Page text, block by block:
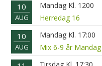
10
AUG
Mandag Kl. 1200
Herredag 16
10
AUG
Mandag Kl. 17:00
Mix 6-9 år Mandag